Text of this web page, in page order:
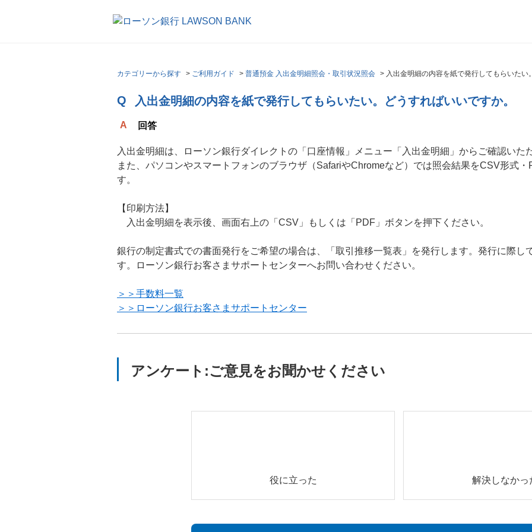
カテゴリーから探す > ご利用ガイド > 普通預金 入出金明細照会・取引状況照会 > 入出金明細の内容を紙で発行してもらいた
入出金明細の内容を紙で発行してもらいたい。どうすればいいですか。
回答
入出金明細は、ローソン銀行ダイレクトの「口座情報」メニュー「入出金明細」からご確認いた
また、パソコンやスマートフォンのブラウザ（SafariやChromeなど）では照会結果をCSV形式
す。
【印刷方法】
入出金明細を表示後、画面右上の「CSV」もしくは「PDF」ボタンを押下ください。
銀行の制定書式での書面発行をご希望の場合は、「取引推移一覧表」を発行します。発行に際し
す。ローソン銀行お客さまサポートセンターへお問い合わせください。
＞＞手数料一覧
＞＞ローソン銀行お客さまサポートセンター
アンケート:ご意見をお聞かせください
役に立った 解決しなかっ